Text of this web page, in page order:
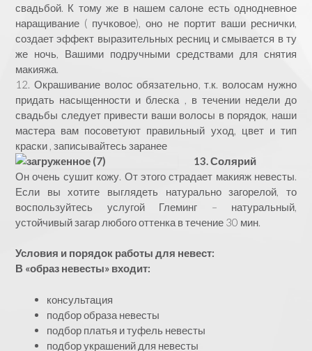
свадьбой. К тому же в нашем салоне есть однодневное
наращивание ( пучковое), оно не портит ваши реснички,
создает эффект выразительных ресниц и смывается в ту
же ночь, Вашими подручными средствами для снятия
макияжа.
12. Окрашивание волос обязательно, т.к. волосам нужно
придать насыщенности и блеска , в течении недели до
свадьбы следует привести ваши волосы в порядок, наши
мастера вам посоветуют правильный уход, цвет и тип
краски , записывайтесь заранее
13. Солярий
Он очень сушит кожу. От этого страдает макияж невесты.
Если вы хотите выглядеть натурально загорелой, то
воспользуйтесь услугой Глеминг – натуральный,
устойчивый загар любого оттенка в течение 30 мин.
Условия и порядок работы для невест:
В «образ невесты» входит:
консультация
подбор образа невесты
подбор платья и туфель невесты
подбор украшений для невесты